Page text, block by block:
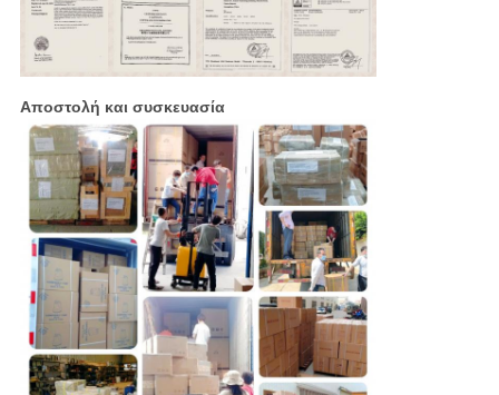
Αποστολή και συσκευασία